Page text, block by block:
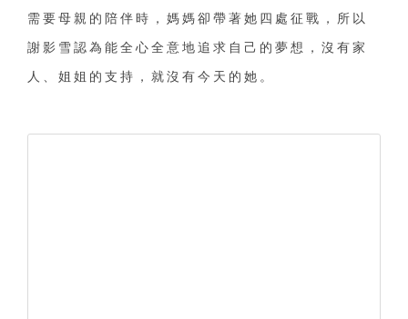
需要母親的陪伴時，媽媽卻帶著她四處征戰，所以
謝影雪認為能全心全意地追求自己的夢想，沒有家
人、姐姐的支持，就沒有今天的她。